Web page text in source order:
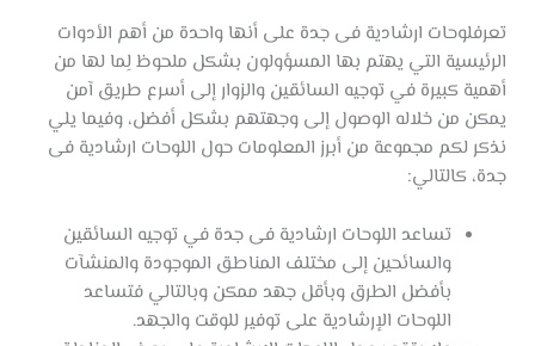
تعرفلوحات ارشادية فى جدة على أنها واحدة من أهم الأدوات
الرئيسية التي يهتم بها المسؤولون بشكل ملحوظ لِما لها من
أهمية كبيرة في توجيه السائقين والزوار إلى أسرع طريق آمن
يمكن من خلاله الوصول إلى وجهتهم بشكل أفضل، وفيما يلي
نذكر لكم مجموعة من أبرز المعلومات حول اللوحات ارشادية فى
جدة، كالتالي:
تساعد اللوحات ارشادية فى جدة في توجيه السائقين
والسائحين إلى مختلف المناطق الموجودة والمنشآت
بأفضل الطرق وبأقل جهد ممكن وبالتالي فتساعد
اللوحات الإرشادية على توفير للوقت والجهد.